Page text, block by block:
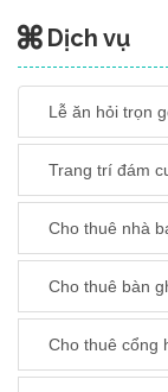
Dịch vụ
Lễ ăn hỏi trọn
Trang trí đám
Cho thuê nhà
Cho thuê bàn
Cho thuê cổng